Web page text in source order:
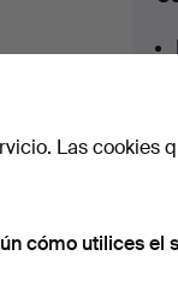
con tu
Las cookies
cómo utilices el